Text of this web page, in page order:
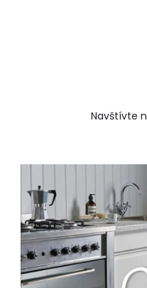
Navštívte